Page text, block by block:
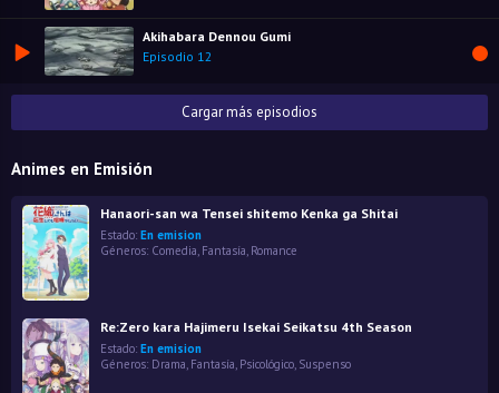
Akihabara Dennou Gumi
Episodio 12
Cargar más episodios
Animes en Emisión
Hanaori-san wa Tensei shitemo Kenka ga Shitai
Estado: En emision
Géneros: Comedia, Fantasía, Romance
Re:Zero kara Hajimeru Isekai Seikatsu 4th Season
Estado: En emision
Géneros: Drama Fantasía Psicológico Suspenso